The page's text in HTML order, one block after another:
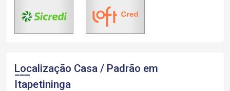
Localização Casa / Padrão em
Itapetininga